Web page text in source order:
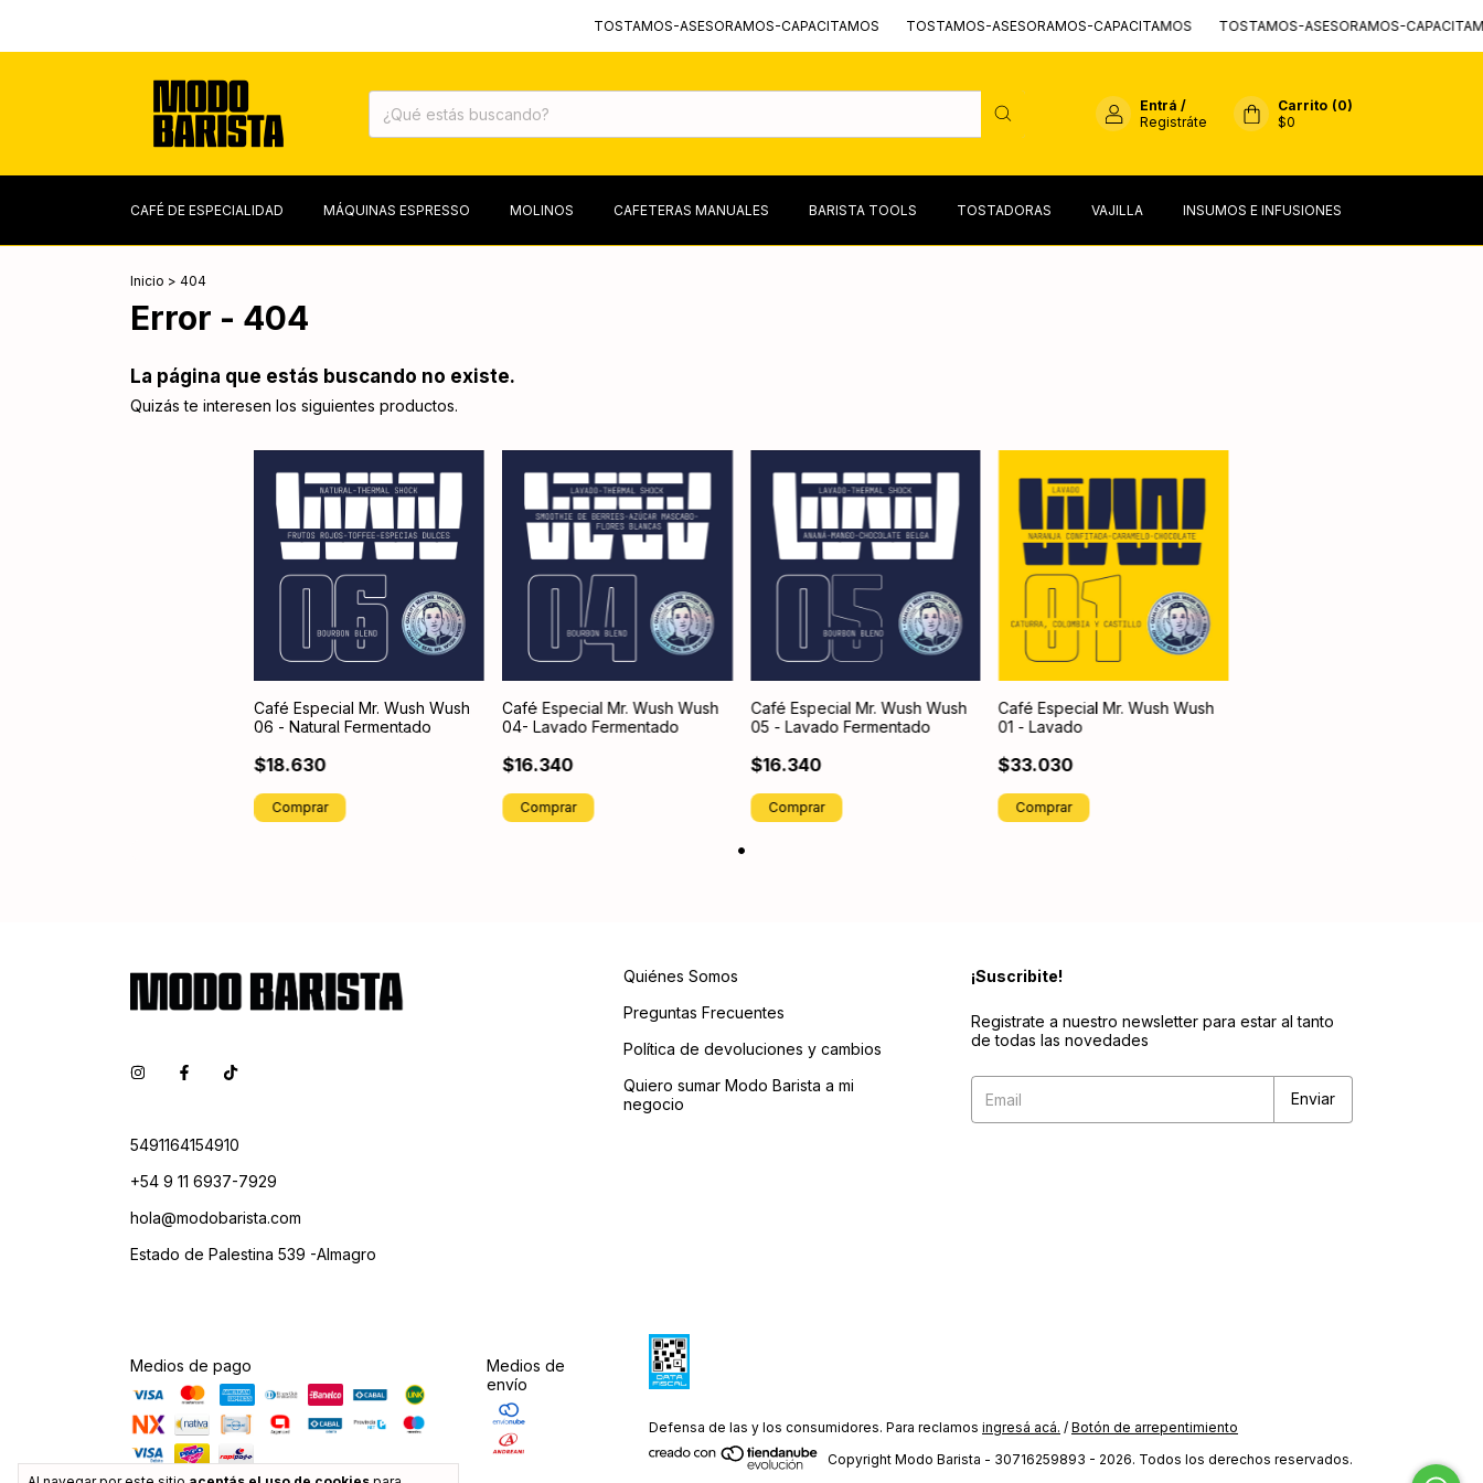
TOSTAMOS-ASESORAMOS-CAPACITAMOS TOSTAMOS-ASESORAMOS-CAPACITAMOS TOSTAMOS-ASESORAMOS-
Entrá /
Registráte
Carrito (0)
$0
CAFÉ DE ESPECIALIDAD MÁQUINAS ESPRESSO MOLINOS CAFETERAS MANUALES BARISTA TOOLS TOSTADORAS VAJILLA INSUMOS E INFUSIONES
Inicio > 404
Error - 404
La página que estás buscando no existe.
Quizás te interesen los siguientes productos.
Café Especial Mr. Wush Wush
06 - Natural Fermentado
$18.630
Comprar
Café Especial Mr. Wush Wush
04- Lavado Fermentado
$16.340
Comprar
Café Especial Mr. Wush Wush
05 - Lavado Fermentado
$16.340
Comprar
Café Especial Mr. Wush Wush
01 - Lavado
$33.030
Comprar
5491164154910
+54 9 11 6937-7929
hola@modobarista.com
Estado de Palestina 539 -Almagro
Quiénes Somos
Preguntas Frecuentes
Política de devoluciones y cambios
Quiero sumar Modo Barista a mi
negocio
¡Suscribite!
Registrate a nuestro newsletter para estar al tanto
de todas las novedades
Medios de pago
Medios de
envío
Defensa de las y los consumidores. Para reclamos ingresá acá. / Botón de arrepentimiento
Copyright Modo Barista - 30716259893 - 2026. Todos los derechos reservados.